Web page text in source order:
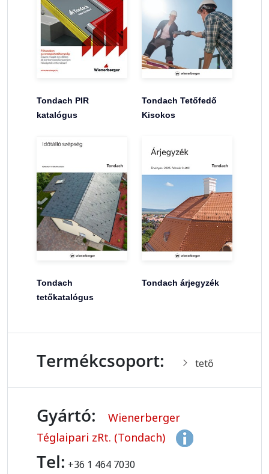
Tondach PIR
katalógus
Tondach Tetőfedő
Kisokos
Tondach
tetőkatalógus
Tondach árjegyzék
Termékcsoport: tető
Gyártó:
Wienerberger
Téglaipari zRt. (Tondach)
Tel: +36 1 464 7030